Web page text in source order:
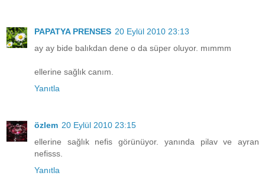
PAPATYA PRENSES 20 Eylül 2010 23:13
ay ay bide balıkdan dene o da süper oluyor. mımmm
ellerine sağlık canım.
Yanıtla
özlem 20 Eylül 2010 23:15
ellerine sağlık nefis görünüyor. yanında pilav ve ayran
nefisss.
Yanıtla